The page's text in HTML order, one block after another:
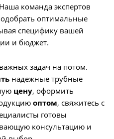
команда экспертов
оптимальные
специфику вашей
и бюджет.
задач на потом.
надежные трубные
цену, оформить
оптом, свяжитесь с
готовы
консультацию и